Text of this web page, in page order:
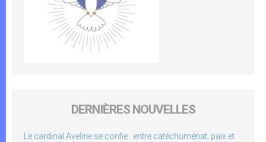
DERNIÈRES NOUVELLES
Le cardinal Aveline se confie : entre catéchuménat, paix et